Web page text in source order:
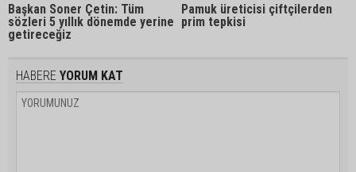
Başkan Soner Çetin: Tüm
sözleri 5 yıllık dönemde yerine
getireceğiz
Pamuk üreticisi çiftçilerden
prim tepkisi
HABERE YORUM KAT